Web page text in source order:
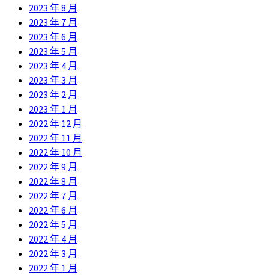
2023 年 8 月
2023 年 7 月
2023 年 6 月
2023 年 5 月
2023 年 4 月
2023 年 3 月
2023 年 2 月
2023 年 1 月
2022 年 12 月
2022 年 11 月
2022 年 10 月
2022 年 9 月
2022 年 8 月
2022 年 7 月
2022 年 6 月
2022 年 5 月
2022 年 4 月
2022 年 3 月
2022 年 1 月